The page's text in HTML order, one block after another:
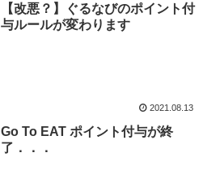
【改悪？】ぐるなびのポイント付
与ルールが変わります
2021.08.13
Go To EAT ポイント付与が終
了．．．